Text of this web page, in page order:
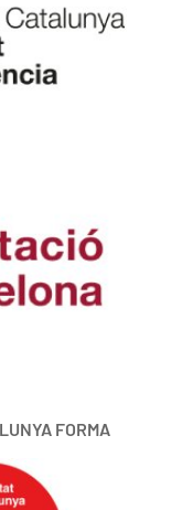
FORMA